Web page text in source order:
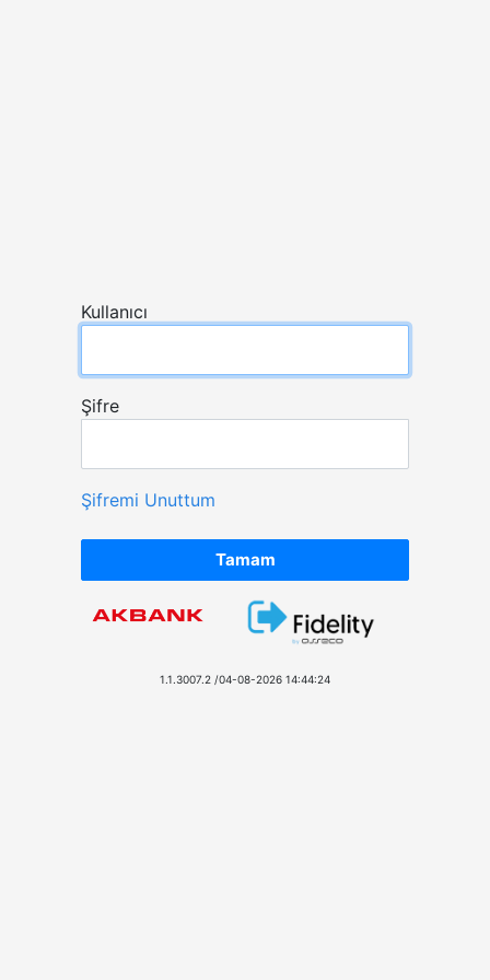
Kullanıcı
Şifre
Şifremi Unuttum
1.1.3007.2 /04-08-2026 14:44:24